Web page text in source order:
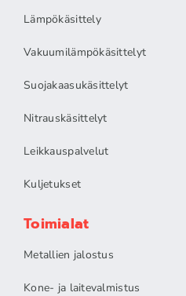
Lämpökäsittely
Vakuumilämpökäsittelyt
Suojakaasukäsittelyt
Nitrauskäsittelyt
Leikkauspalvelut
Kuljetukset
Toimialat
Metallien jalostus
Kone- ja laitevalmistus